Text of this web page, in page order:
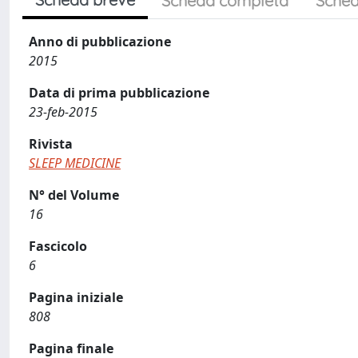
Anno di pubblicazione
2015
Data di prima pubblicazione
23-feb-2015
Rivista
SLEEP MEDICINE
N° del Volume
16
Fascicolo
6
Pagina iniziale
808
Pagina finale